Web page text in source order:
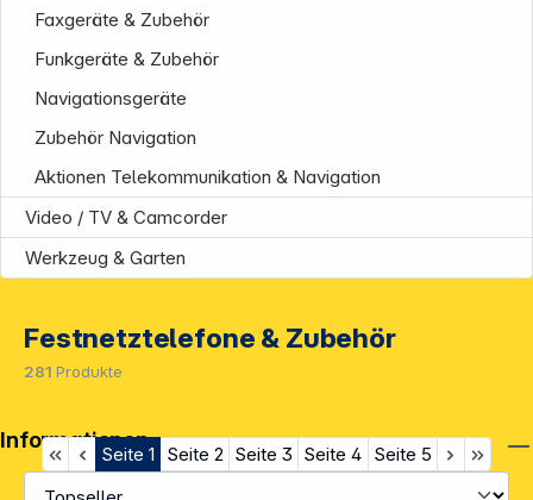
Faxgeräte & Zubehör
Funkgeräte & Zubehör
Navigationsgeräte
Zubehör Navigation
Aktionen Telekommunikation & Navigation
Video / TV & Camcorder
Werkzeug & Garten
Festnetztelefone & Zubehör
281 Produkte
Seite 1 Seite 2 Seite 3 Seite 4 Seite 5
Informationen